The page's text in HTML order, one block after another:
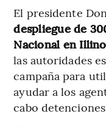
El presidente
despliegue de
Nacional en
las autoridades
campaña para
ayudar a los
cabo